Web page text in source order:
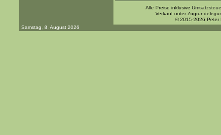
Alle Preise inklusive
Verkauf unter
© 2015-2026 Peter
Samstag, 8. August 2026